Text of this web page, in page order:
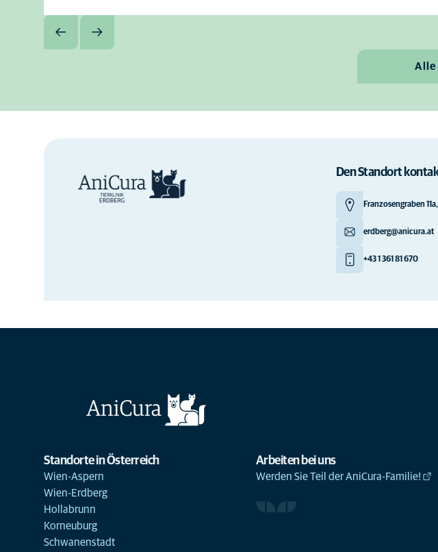
Alle
Den Standort
Franzosengraben
erdberg@anicura.at
+43 1 361 81 670
Standorte in Österreich
Wien-Aspern
Wien-Erdberg
Hollabrunn
Korneuburg
Schwanenstadt
Arbeiten bei uns
Werden Sie Teil der AniCura-Familie!